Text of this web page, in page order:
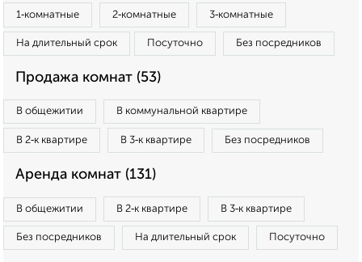
1‑комнатные 2‑комнатные 3‑комнатные
На длительный срок Посуточно Без посредников
Продажа комнат (53)
В общежитии В коммунальной квартире
В 2‑к квартире В 3‑к квартире Без посредников
Аренда комнат (131)
В общежитии В 2‑к квартире В 3‑к квартире
Без посредников На длительный срок Посуточно